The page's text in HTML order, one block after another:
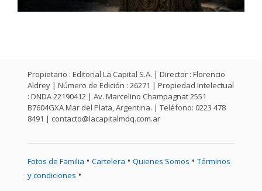
Propietario : Editorial La Capital S.A. | Director : Florencio
Aldrey | Número de Edición : 26271 | Propiedad Intelectual
: DNDA 22190412 | Av. Marcelino Champagnat 2551
B7604GXA Mar del Plata, Argentina. | Teléfono: 0223 478
8491 | contacto@lacapitalmdq.com.ar
Fotos de Familia • Cartelera • Quienes Somos • Términos
y condiciones •